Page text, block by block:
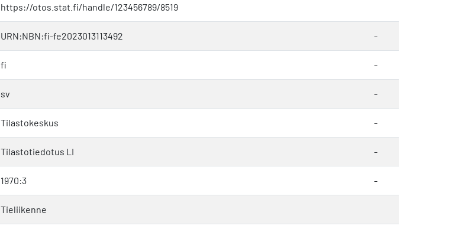
https://otos.stat.fi/handle/123456789/8519
URN:NBN:fi-fe2023013113492 -
fi -
sv -
Tilastokeskus -
Tilastotiedotus LI -
1970:3 -
Tieliikenne